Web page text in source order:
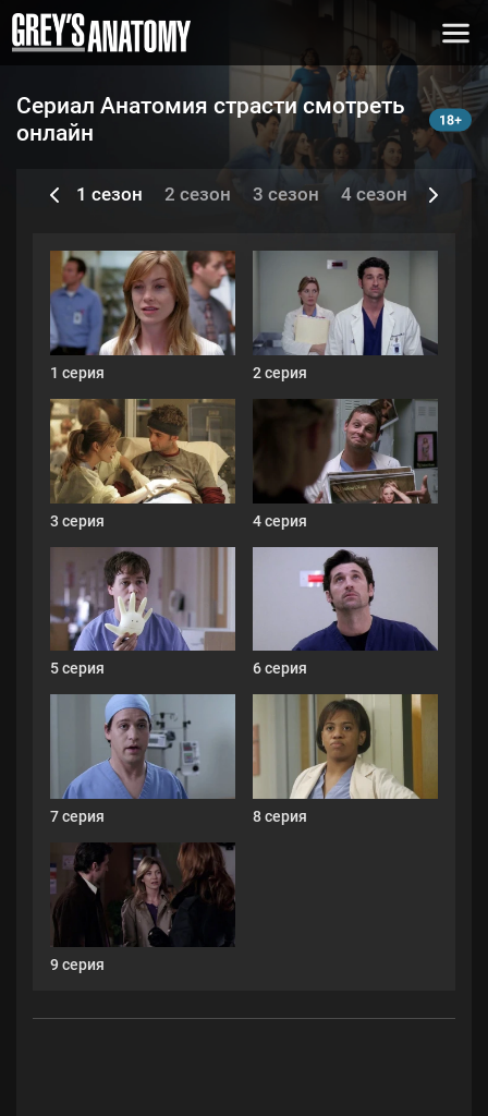
Сериал Анатомия страсти смотреть
онлайн
1 сезон 2 сезон 3 сезон 4 сезон 5
1 серия 2 серия
3 серия 4 серия
5 серия 6 серия
7 серия 8 серия
9 серия